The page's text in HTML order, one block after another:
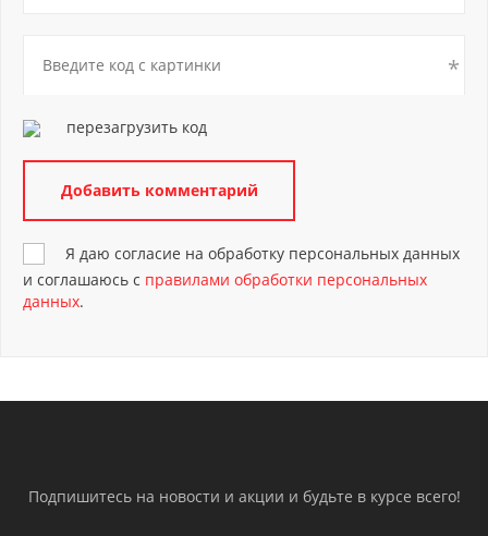
перезагрузить код
Я даю согласие на обработку персональных данных
и соглашаюсь с правилами обработки персональных
данных.
Подпишитесь на новости и акции и будьте в курсе всего!